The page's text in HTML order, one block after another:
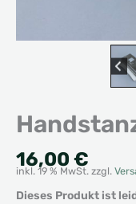
16,00 €
inkl. 19 % MwSt. zzgl.
Dieses Produkt ist